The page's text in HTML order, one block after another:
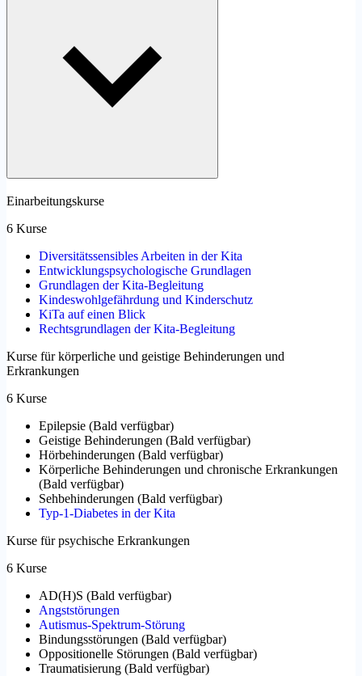
Einarbeitungskurse
6 Kurse
Diversitätssensibles Arbeiten in der Kita
Entwicklungspsychologische Grundlagen
Grundlagen der Kita-Begleitung
Kindeswohlgefährdung und Kinderschutz
KiTa auf einen Blick
Rechtsgrundlagen der Kita-Begleitung
Kurse für körperliche und geistige Behinderungen und
Erkrankungen
6 Kurse
Epilepsie (Bald verfügbar)
Geistige Behinderungen (Bald verfügbar)
Hörbehinderungen (Bald verfügbar)
Körperliche Behinderungen und chronische Erkrankungen
(Bald verfügbar)
Sehbehinderungen (Bald verfügbar)
Typ-1-Diabetes in der Kita
Kurse für psychische Erkrankungen
6 Kurse
AD(H)S (Bald verfügbar)
Angststörungen
Autismus-Spektrum-Störung
Bindungsstörungen (Bald verfügbar)
Oppositionelle Störungen (Bald verfügbar)
Traumatisierung (Bald verfügbar)